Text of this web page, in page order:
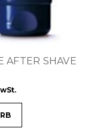
AFTER SHAVE